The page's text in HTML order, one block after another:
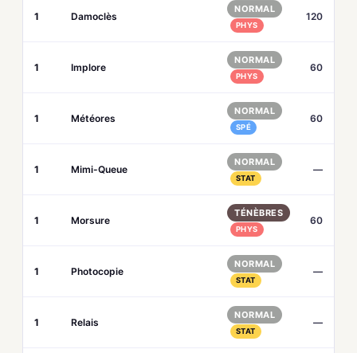
1 Damoclès
NORMAL
PHYS
120
1 Implore
NORMAL
PHYS
60
1 Météores
NORMAL
SPÉ
60
1 Mimi-Queue
NORMAL
STAT
—
1 Morsure
TÉNÈBRES
PHYS
60
1 Photocopie
NORMAL
STAT
—
1 Relais
NORMAL
STAT
—